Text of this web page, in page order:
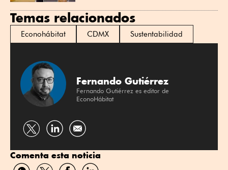
Temas relacionados
Econohábitat CDMX Sustentabilidad
Fernando Gutiérrez
Fernando Gutiérrez es editor de
EconoHábitat
Compartir
Twitter
Compartir
Linkedin
Comenta esta noticia